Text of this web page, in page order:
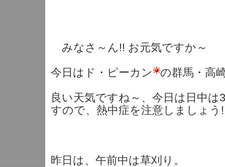
みなさ～ん!! お元気ですか～
今日はド・ピーカン
の群馬・高
良い天気ですね～、今日は日中
すので、熱中症を注意しましょう
昨日は、午前中は草刈り。